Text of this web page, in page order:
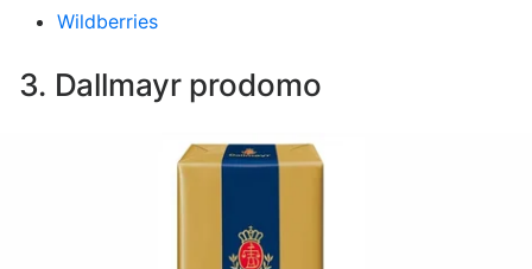
Wildberries
3. Dallmayr prodomo